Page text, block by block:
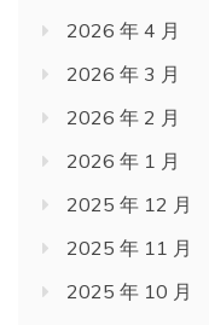
2026 年 4 月
2026 年 3 月
2026 年 2 月
2026 年 1 月
2025 年 12 月
2025 年 11 月
2025 年 10 月